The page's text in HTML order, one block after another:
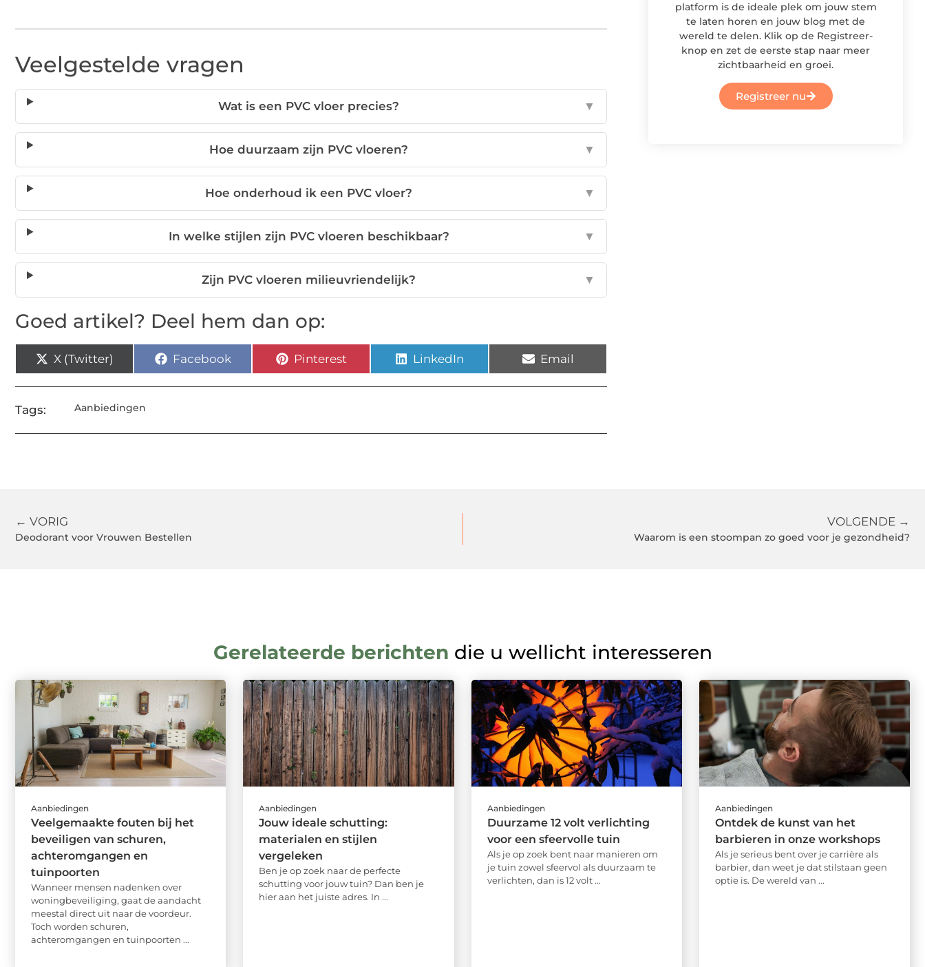
Veelgestelde vragen
Wat is een PVC vloer precies? ▼
Hoe duurzaam zijn PVC vloeren? ▼
Hoe onderhoud ik een PVC vloer? ▼
In welke stijlen zijn PVC vloeren beschikbaar? ▼
Zijn PVC vloeren milieuvriendelijk? ▼
Goed artikel? Deel hem dan op:
X (Twitter) Facebook Pinterest LinkedIn Email
Tags: Aanbiedingen
platform is de ideale plek om jouw stem
te laten horen en jouw blog met de
wereld te delen. Klik op de Registreer-
knop en zet de eerste stap naar meer
zichtbaarheid en groei.
Registreer nu
← VORIG
Deodorant voor Vrouwen Bestellen
VOLGENDE →
Waarom is een stoompan zo goed voor je gezondheid?
Gerelateerde berichten die u wellicht interesseren
Aanbiedingen
Veelgemaakte fouten bij het
beveiligen van schuren,
achteromgangen en
tuinpoorten
Wanneer mensen nadenken over
woningbeveiliging, gaat de aandacht
meestal direct uit naar de voordeur.
Toch worden schuren,
achteromgangen en tuinpoorten ...
Aanbiedingen
Jouw ideale schutting:
materialen en stijlen
vergeleken
Ben je op zoek naar de perfecte
schutting voor jouw tuin? Dan ben je
hier aan het juiste adres. In ...
Aanbiedingen
Duurzame 12 volt verlichting
voor een sfeervolle tuin
Als je op zoek bent naar manieren om
je tuin zowel sfeervol als duurzaam te
verlichten, dan is 12 volt ...
Aanbiedingen
Ontdek de kunst van het
barbieren in onze workshops
Als je serieus bent over je carrière als
barbier, dan weet je dat stilstaan geen
optie is. De wereld van ...